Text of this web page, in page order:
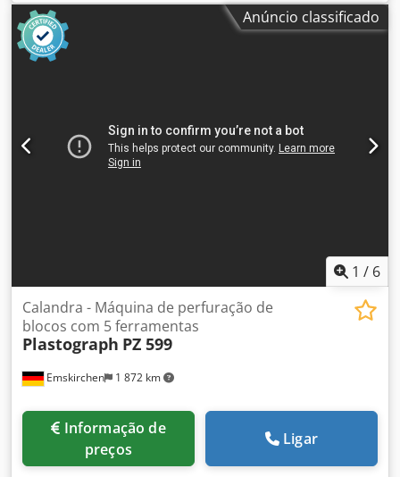
Anúncio classificado
1 / 6
Emskirchen 1 872 km
Calandra - Máquina de perfuração de
blocos com 5 ferramentas
Plastograph PZ 599
preços
Ligar